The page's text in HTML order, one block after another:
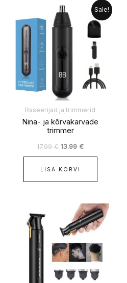
Sale!
Raseerijad ja trimmerid
Nina- ja kõrvakarvade
trimmer
17.99€
Algne
hind
oli:
13.99€
Praegune
hind
on:
13.99 €.
LISA KORVI